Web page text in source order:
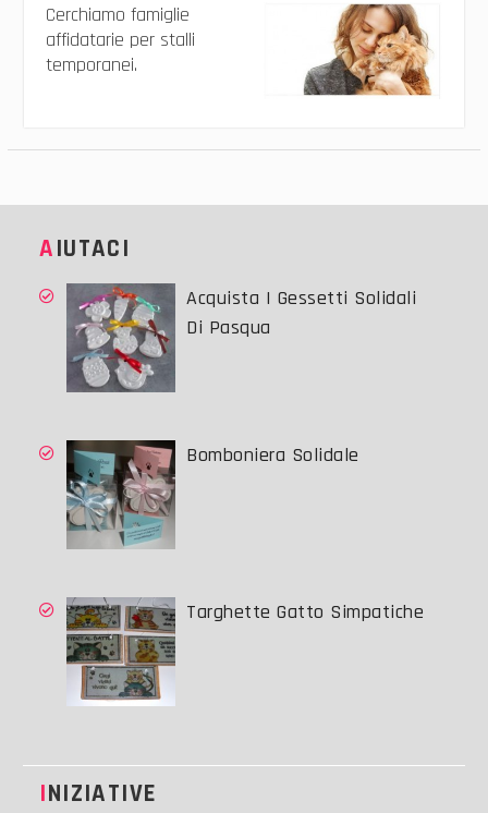
Cerchiamo famiglie
affidatarie per stalli
temporanei.
AIUTACI
Acquista I Gessetti Solidali
Di Pasqua
Bomboniera Solidale
Targhette Gatto Simpatiche
INIZIATIVE